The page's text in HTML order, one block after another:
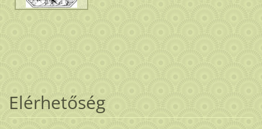
Elérhetőség